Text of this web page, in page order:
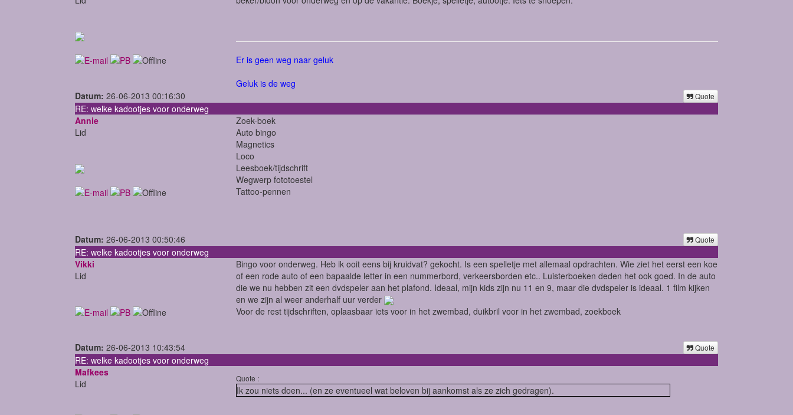
Er is geen weg naar geluk
Geluk is de weg
Datum: 26-06-2013 00:16:30 Quote
RE: welke kadootjes voor onderweg
Annie
Lid
Zoek-boek
Auto bingo
Magnetics
Loco
Leesboek/tijdschrift
Wegwerp fototoestel
Tattoo-pennen
Datum: 26-06-2013 00:50:46 Quote
RE: welke kadootjes voor onderweg
Vikki
Lid
Bingo voor onderweg. Heb ik ooit eens bij kruidvat? gekocht. Is een spelletje met allemaal opdrachten. Wie ziet het eerst een koe
of een rode auto of een bapaalde letter in een nummerbord, verkeersborden etc.. Luisterboeken deden het ook goed. In de auto
die we nu hebben zit een dvdspeler aan het plafond. Ideaal, mijn kids zijn nu 11 en 9, maar die dvdspeler is ideaal. 1 film kijken
en we zijn al weer anderhalf uur verder
Voor de rest tijdschriften, oplaasbaar iets voor in het zwembad, duikbril voor in het zwembad, zoekboek
Datum: 26-06-2013 10:43:54 Quote
RE: welke kadootjes voor onderweg
Mafkees
Lid
Quote :
Ik zou niets doen... (en ze eventueel wat beloven bij aankomst als ze zich gedragen).